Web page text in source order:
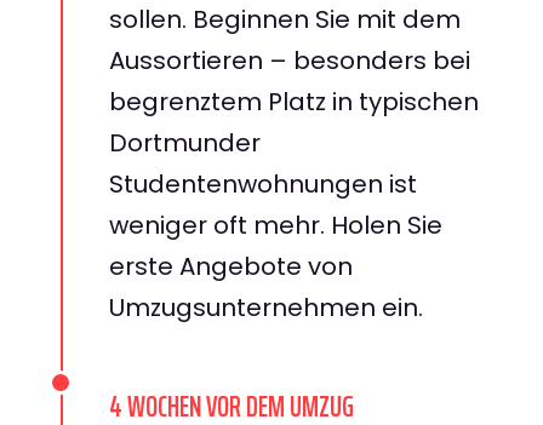
sollen. Beginnen Sie mit dem
Aussortieren – besonders bei
begrenztem Platz in typischen
Dortmunder
Studentenwohnungen ist
weniger oft mehr. Holen Sie
erste Angebote von
Umzugsunternehmen ein.
4 WOCHEN VOR DEM UMZUG